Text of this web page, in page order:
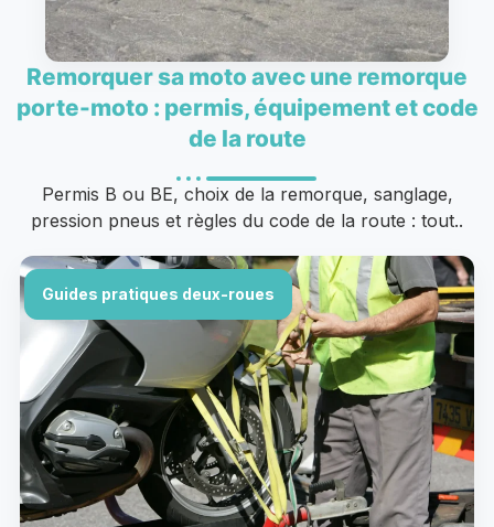
Remorquer sa moto avec une remorque
porte-moto : permis, équipement et code
de la route
Permis B ou BE, choix de la remorque, sanglage,
pression pneus et règles du code de la route : tout..
Guides pratiques deux-roues